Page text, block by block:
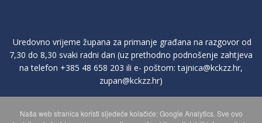
Uredovno vrijeme župana za primanje građana na razgovor od
7,30 do 8,30 svaki radni dan (uz prethodno podnošenje zahtjeva
na telefon +385 48 658 203 ili e- poštom:tajnica@kckzz.hr,
zupan@kckzz.hr)
POLITIKA ZAŠTITE PRIVATNOSTI OSOBNIH PODATAKA
Naša web stranica koristi sljedeće kolačiće: Google Analytics. Sve ovo